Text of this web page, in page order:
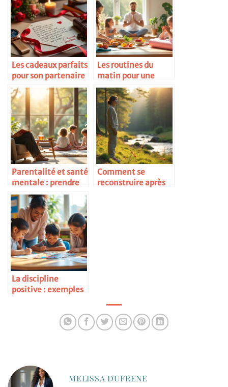
Les cadeaux parfaits
pour son partenaire
Les routines du
matin pour une
famille zen
Parentalité et santé
mentale : prendre
soin de soi
Comment se
reconstruire après
La discipline
positive : exemples
MELISSA DUFRENE